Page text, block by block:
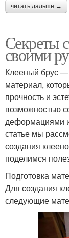
читать дальше →
Секреты
своими
Клееный брус —
материал,
прочность и
возможностью
деформациями
статье мы
создания
поделимся
Подготовка
Для создания
следующие